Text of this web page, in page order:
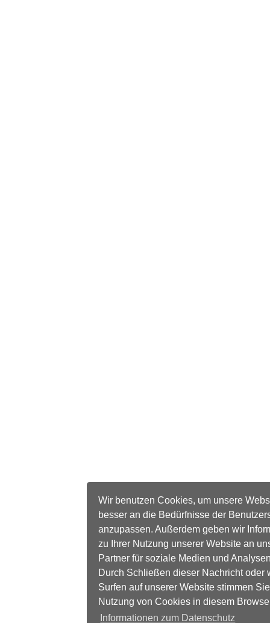
Wir benutzen Cookies, um unsere
besser an die Bedürfnisse der
anzupassen. Außerdem geben wir
zu Ihrer Nutzung unserer Website an
Partner für soziale Medien und
Durch Schließen dieser Nachricht oder
Surfen auf unserer Website stimmen
Nutzung von Cookies in diesem
Informationen zum Datenschutz